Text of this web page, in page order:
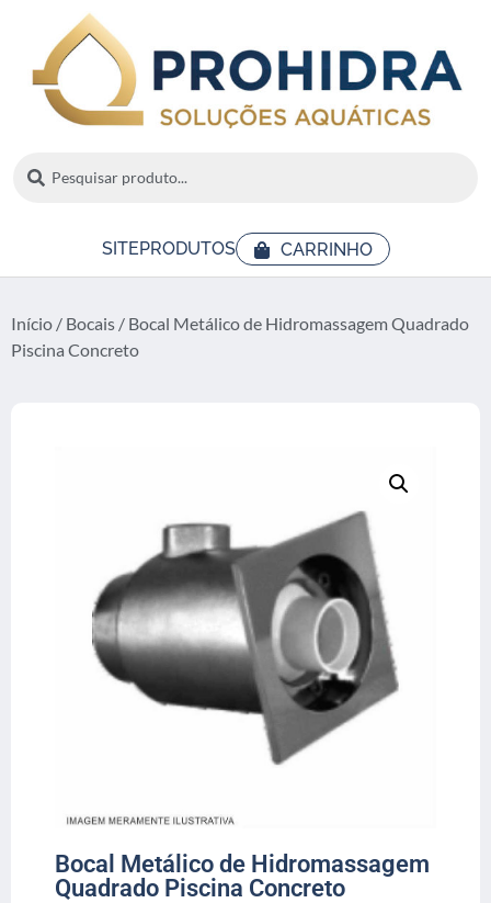
SITEPRODUTOS CARRINHO
Início / Bocais / Bocal Metálico de Hidromassagem Quadrado
Piscina Concreto
Bocal Metálico de Hidromassagem
Quadrado Piscina Concreto